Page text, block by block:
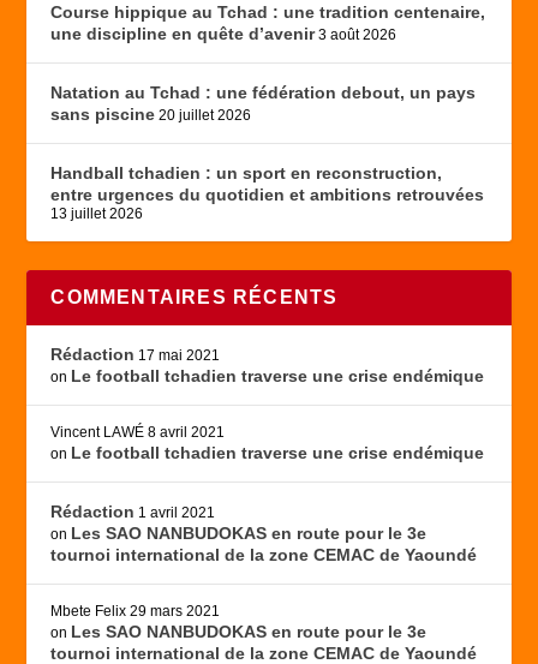
Course hippique au Tchad : une tradition centenaire,
une discipline en quête d’avenir 3 août 2026
Natation au Tchad : une fédération debout, un pays
sans piscine 20 juillet 2026
Handball tchadien : un sport en reconstruction,
entre urgences du quotidien et ambitions retrouvées
13 juillet 2026
COMMENTAIRES RÉCENTS
Rédaction 17 mai 2021
on Le football tchadien traverse une crise endémique
Vincent LAWÉ 8 avril 2021
on Le football tchadien traverse une crise endémique
Rédaction 1 avril 2021
on Les SAO NANBUDOKAS en route pour le 3e
tournoi international de la zone CEMAC de Yaoundé
Mbete Felix 29 mars 2021
on Les SAO NANBUDOKAS en route pour le 3e
tournoi international de la zone CEMAC de Yaoundé